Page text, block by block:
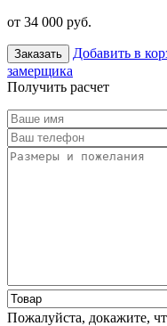
от 34 000 руб.
Заказать Добавить в
замерщика
Получить расчет
Пожалуйста, докажите,